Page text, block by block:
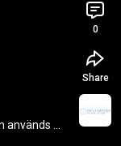
används
0
Share